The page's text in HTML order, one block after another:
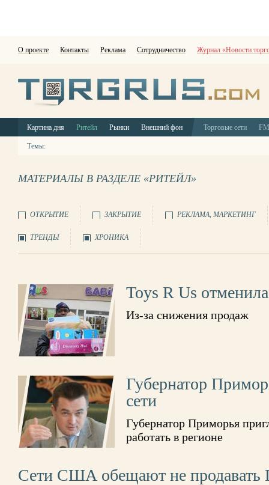
О проекте Контакты Реклама Сотрудничество Журнал «Новости
Картина дня Ритейл Рынки Внешний фон Торговые сети
Темы:
МАТЕРИАЛЫ В РАЗДЕЛЕ «РИТЕЙЛ»
ОТКРЫТИЕ ЗАКРЫТИЕ РЕКЛАМА, МАРКЕТИНГ
ТРЕНДЫ ХРОНИКА
Toys R Us
Из-за снижения продаж
Губернатор
сети
Губернатор Приморья
работать в регионе
Сети США обещают не